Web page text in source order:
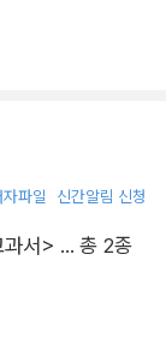
자파일 신간알림 신청
과서> … 총 2종